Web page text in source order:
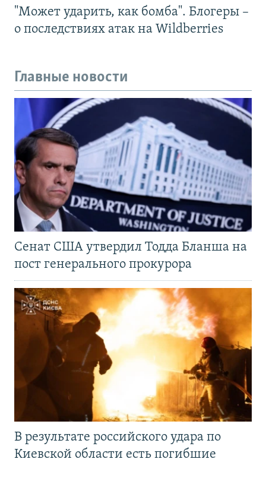
"Может ударить, как бомба". Блогеры –
о последствиях атак на Wildberries
Главные новости
Сенат США утвердил Тодда Бланша на
пост генерального прокурора
В результате российского удара по
Киевской области есть погибшие